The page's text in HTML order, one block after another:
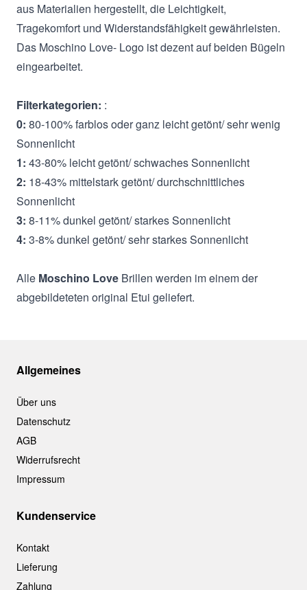
aus Materialien hergestellt, die Leichtigkeit,
Tragekomfort und Widerstandsfähigkeit gewährleisten.
Das Moschino Love- Logo ist dezent auf beiden Bügeln
eingearbeitet.
Filterkategorien: :
0: 80-100% farblos oder ganz leicht getönt/ sehr wenig
Sonnenlicht
1: 43-80% leicht getönt/ schwaches Sonnenlicht
2: 18-43% mittelstark getönt/ durchschnittliches
Sonnenlicht
3: 8-11% dunkel getönt/ starkes Sonnenlicht
4: 3-8% dunkel getönt/ sehr starkes Sonnenlicht
Alle Moschino Love Brillen werden im einem der
abgebildeteten original Etui geliefert.
Allgemeines
Über uns
Datenschutz
AGB
Widerrufsrecht
Impressum
Kundenservice
Kontakt
Lieferung
Zahlung